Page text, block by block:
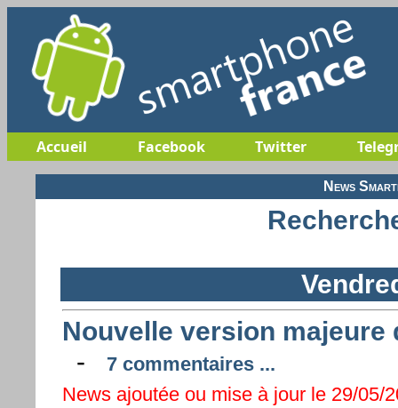
Accueil Facebook Twitter
News
Nouvelle version majeure
-
7 commentaires ...
News ajoutée ou mise à jour le 29/05/